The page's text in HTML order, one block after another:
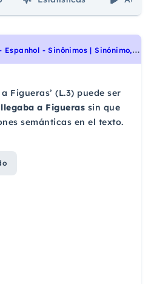
U
NB 2011 - Espanhol - Sinônimos | Sinónimo, Vocabulário | Vocabulario
Figueras’ (L.3) puede ser
a Figueras sin que
semánticas en el texto.